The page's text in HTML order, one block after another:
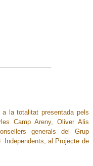
la totalitat presentada pels
Camp Areny, Oliver Alis
generals del Grup
Independents, al Projecte de